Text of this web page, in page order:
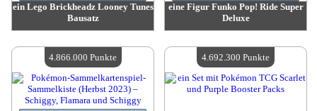
ein Lego Brickheadz Looney Tunes
Bausatz
Verfügbare Menge:4
eine Figur Funko Pop! Ride Super
Deluxe
Verfügbare Menge:4
4.866.000 Punkte 4.692.300 Punkte